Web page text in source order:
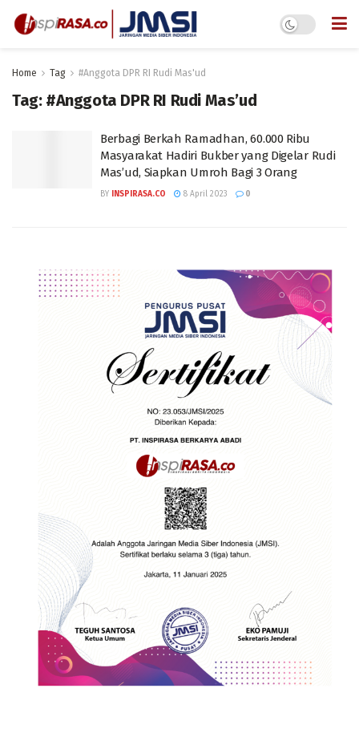
Home Tag #Anggota DPR RI Rudi Mas'ud
Tag: #Anggota DPR RI Rudi Mas’ud
Berbagi Berkah Ramadhan, 60.000 Ribu
Masyarakat Hadiri Bukber yang Digelar Rudi
Mas’ud, Siapkan Umroh Bagi 3 Orang
BY INSPIRASA.CO 8 April 2023 0